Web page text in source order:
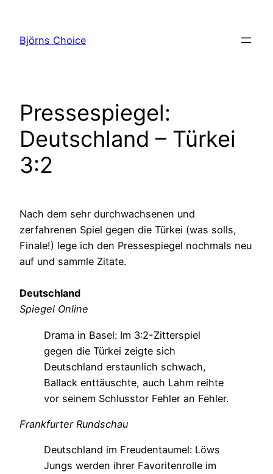
springen
Björns Choice
Pressespiegel:
Deutschland – Türkei
3:2
Nach dem sehr durchwachsenen und
zerfahrenen Spiel gegen die Türkei (was solls,
Finale!) lege ich den Pressespiegel nochmals neu
auf und sammle Zitate.
Deutschland
Spiegel Online
Drama in Basel: Im 3:2-Zitterspiel
gegen die Türkei zeigte sich
Deutschland erstaunlich schwach,
Ballack enttäuschte, auch Lahm reihte
vor seinem Schlusstor Fehler an Fehler.
Frankfurter Rundschau
Deutschland im Freudentaumel: Löws
Jungs werden ihrer Favoritenrolle im